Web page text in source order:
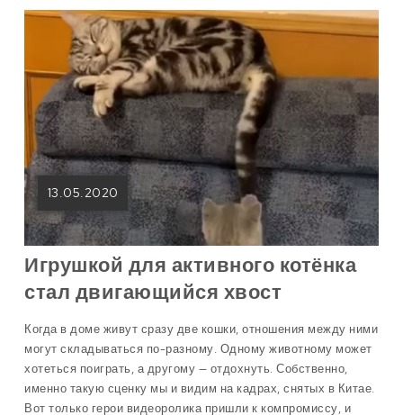
13.05.2020
Игрушкой для активного котёнка
стал двигающийся хвост
Когда в доме живут сразу две кошки, отношения между ними
могут складываться по-разному. Одному животному может
хотеться поиграть, а другому — отдохнуть. Собственно,
именно такую сценку мы и видим на кадрах, снятых в Китае.
Вот только герои видеоролика пришли к компромиссу, и